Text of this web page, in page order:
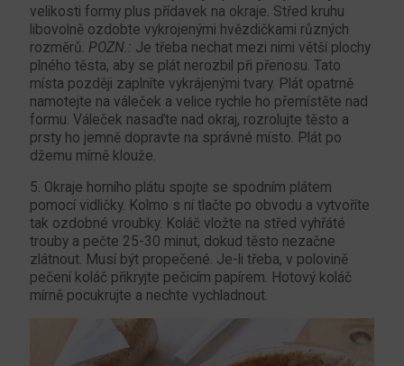
velikosti formy plus přídavek na okraje. Střed kruhu
libovolně ozdobte vykrojenými hvězdičkami různých
rozměrů. POZN.: Je třeba nechat mezi nimi větší plochy
plného těsta, aby se plát nerozbil při přenosu. Tato
místa později zaplníte vykrájenými tvary. Plát opatrně
namotejte na váleček a velice rychle ho přemístěte nad
formu. Váleček nasaďte nad okraj, rozrolujte těsto a
prsty ho jemně dopravte na správné místo. Plát po
džemu mírně klouže.
5. Okraje horního plátu spojte se spodním plátem
pomocí vidličky. Kolmo s ní tlačte po obvodu a vytvoříte
tak ozdobné vroubky. Koláč vložte na střed vyhřáté
trouby a pečte 25-30 minut, dokud těsto nezačne
zlátnout. Musí být propečené. Je-li třeba, v polovině
pečení koláč přikryjte pečicím papírem. Hotový koláč
mírně pocukrujte a nechte vychladnout.